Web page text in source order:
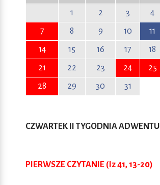
1
2 3 4
7
8 9 10 11
14
15 16 17 18
21
22 23 24 25
28
29 30 31
CZWARTEK II TYGODNIA ADWENTU
PIERWSZE CZYTANIE (Iz 41, 13-20)